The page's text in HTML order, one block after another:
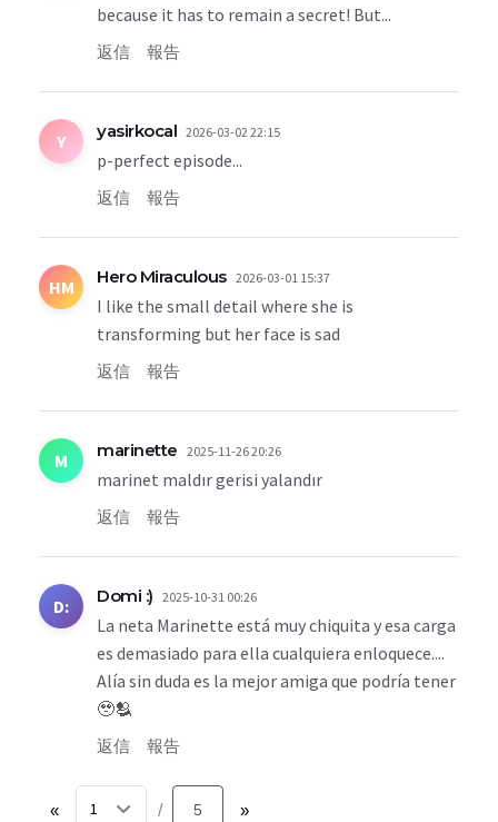
because it has to remain a secret! But...
返信 報告
Y yasirkocal 2026-03-02 22:15
p-perfect episode...
返信 報告
HM Hero Miraculous 2026-03-01 15:37
I like the small detail where she is
transforming but her face is sad
返信 報告
M marinette 2025-11-26 20:26
marinet maldır gerisi yalandır
返信 報告
D: Domi :) 2025-10-31 00:26
La neta Marinette está muy chiquita y esa carga
es demasiado para ella cualquiera enloquece....
Alía sin duda es la mejor amiga que podría tener
🥹🫂
返信 報告
« / 5 »